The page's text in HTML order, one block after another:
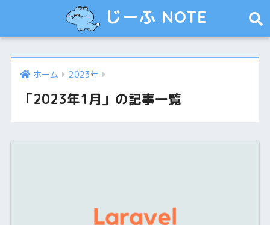
じーふ NOTE
ホーム 2023年
「2023年1月」の記事一覧